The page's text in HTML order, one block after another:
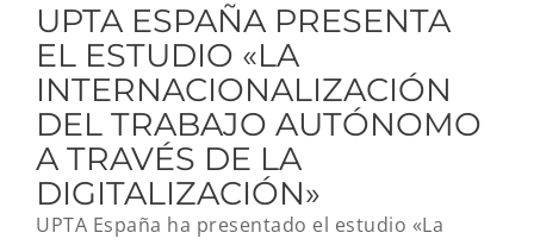
UPTA ESPAÑA PRESENTA
EL ESTUDIO «LA
INTERNACIONALIZACIÓN
DEL TRABAJO AUTÓNOMO
A TRAVÉS DE LA
DIGITALIZACIÓN»
UPTA España ha presentado el estudio «La